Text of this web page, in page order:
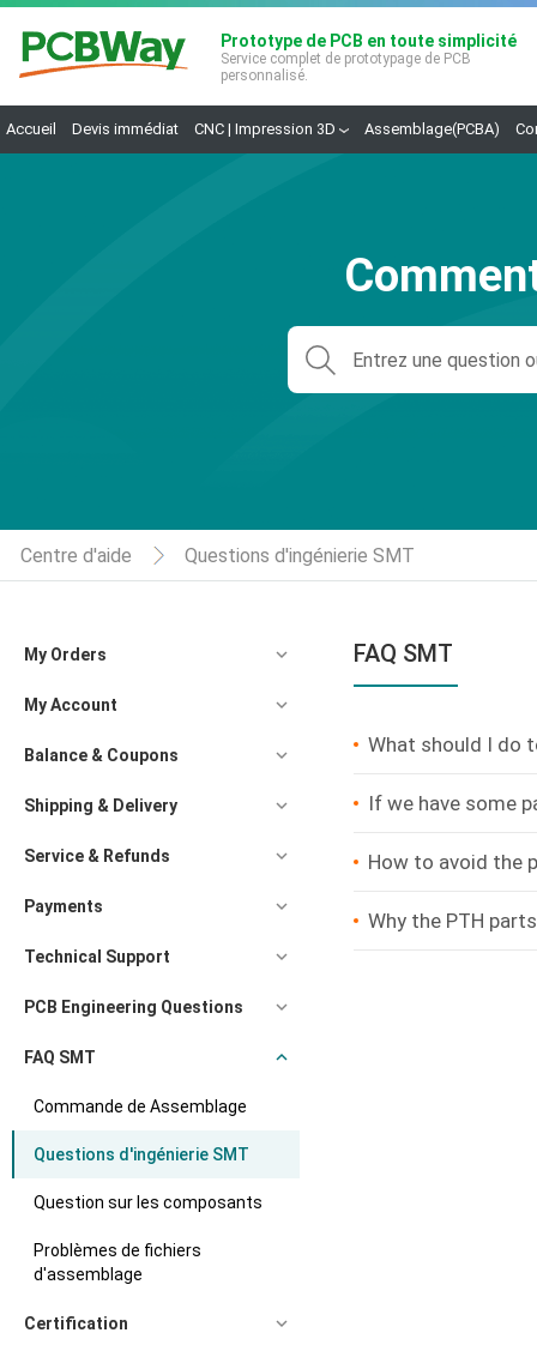
Prototype de PCB en toute simplicité
Service complet de prototypage de PCB
personnalisé.
Accueil Devis immédiat CNC | Impression 3D Assemblage(PCBA)
Centre d'aide Questions d'ingénierie SMT
FAQ SMT
What should I do
If we have some
How to avoid the
Why the PTH
My Orders
My Account
Balance & Coupons
Shipping & Delivery
Service & Refunds
Payments
Technical Support
PCB Engineering Questions
FAQ SMT
Commande de Assemblage
Questions d'ingénierie SMT
Question sur les composants
Problèmes de fichiers
d'assemblage
Certification